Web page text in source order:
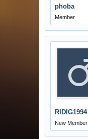
phoba
Member
RIDIG1994
New Member